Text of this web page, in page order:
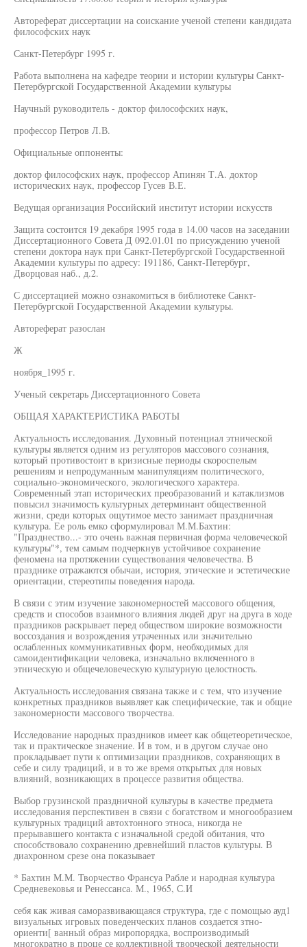
Автореферат диссертации на соискание ученой степени кандидата
философских наук
Санкт-Петербург 1995 г.
Работа выполнена на кафедре теории и истории культуры Санкт-
Петербургской Государственной Академии культуры
Научный руководитель - доктор философских наук,
профессор Петров Л.В.
Официальные оппоненты:
доктор философских наук, профессор Апинян Т.А. доктор
исторических наук, профессор Гусев В.Е.
Ведущая организация Российский институт истории искусств
Защита состоится 19 декабря 1995 года в 14.00 часов на заседании
Диссертационного Совета Д 092.01.01 по присуждению ученой
степени доктора наук при Санкт-Петербургской Государственной
Академии культуры по адресу: 191186, Санкт-Петербург,
Дворцовая наб., д.2.
С диссертацией можно ознакомиться в библиотеке Санкт-
Петербургской Государственной Академии культуры.
Автореферат разослан
Ж
ноября_1995 г.
Ученый секретарь Диссертационного Совета
ОБЩАЯ ХАРАКТЕРИСТИКА РАБОТЫ
Актуальность исследования. Духовный потенциал этнической
культуры является одним из регуляторов массового сознания,
который противостоит в кризисные периоды скороспелым
решениям и непродуманным манипуляциям политического,
социально-экономического, экологического характера.
Современный этап исторических преобразований и катаклизмов
повысил значимость культурных детерминант общественной
жизни, среди которых ощутимое место занимает праздничная
культура. Ее роль емко сформулировал М.М.Бахтин:
"Празднество...- это очень важная первичная форма человеческой
культуры"*, тем самым подчеркнув устойчивое сохранение
феномена на протяжении существования человечества. В
празднике отражаются обычаи, история, этические и эстетические
ориентации, стереотипы поведения народа.
В связи с этим изучение закономерностей массового общения,
средств и способов взаимного влияния людей друг на друга в ходе
праздников раскрывает перед обществом широкие возможности
воссоздания и возрождения утраченных или значительно
ослабленных коммуникативных форм, необходимых для
самоидентификации человека, изначально включенного в
этническую и общечеловеческую культурную целостность.
Актуальность исследования связана также и с тем, что изучение
конкретных праздников выявляет как специфические, так и общие
закономерности массового творчества.
Исследование народных праздников имеет как общетеоретическое,
так и практическое значение. И в том, и в другом случае оно
прокладывает пути к оптимизации праздников, сохраняющих в
себе и силу традиций, и в то же время открытых для новых
влияний, возникающих в процессе развития общества.
Выбор грузинской праздничной культуры в качестве предмета
исследования перспективен в связи с богатством и многообразием
культурных традиций автохтонного этноса, никогда не
прерывавшего контакта с изначальной средой обитания, что
способствовало сохранению древнейший пластов культуры. В
диахронном срезе она показывает
* Бахтин М.М. Творчество Франсуа Рабле и народная культура
Средневековья и Ренессанса. М., 1965, С.И
себя как живая саморазвивающаяся структура, где с помощью ауд1
визуальных игровых поведенческих планов создается зтно-
ориенти[ ванный образ миропорядка, воспроизводимый
многократно в проце се коллективной творческой деятельности